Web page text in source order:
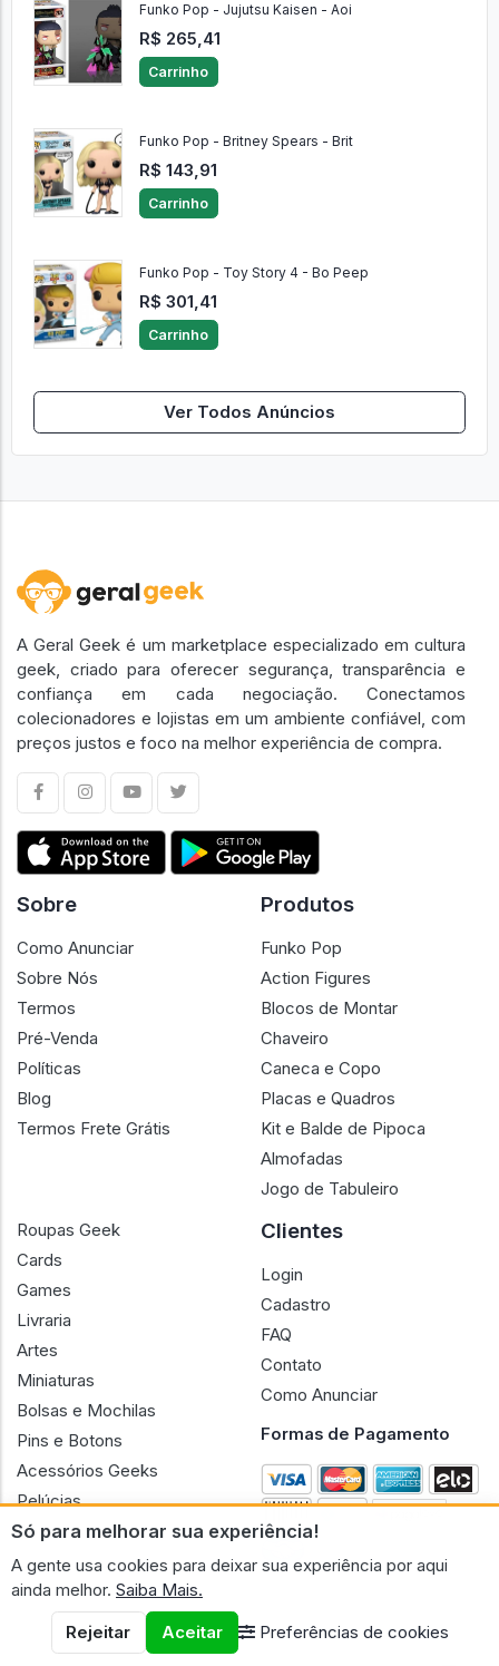
Funko Pop - Jujutsu Kaisen - Aoi
R$ 265,41
Carrinho
Funko Pop - Britney Spears - Brit
R$ 143,91
Carrinho
Funko Pop - Toy Story 4 - Bo Peep
R$ 301,41
Carrinho
Ver Todos Anúncios
Só para melhorar sua experiência!
A gente usa cookies para deixar sua experiência por aqui
ainda melhor. Saiba Mais.
Rejeitar
Aceitar Preferências de cookies
A Geral Geek é um marketplace especializado em cultura
geek, criado para oferecer segurança, transparência e
confiança em cada negociação. Conectamos
colecionadores e lojistas em um ambiente confiável, com
preços justos e foco na melhor experiência de compra.
Sobre
Como Anunciar
Sobre Nós
Termos
Pré-Venda
Políticas
Blog
Termos Frete Grátis
Produtos
Funko Pop
Action Figures
Blocos de Montar
Chaveiro
Caneca e Copo
Placas e Quadros
Kit e Balde de Pipoca
Almofadas
Jogo de Tabuleiro
Roupas Geek
Cards
Games
Livraria
Artes
Miniaturas
Bolsas e Mochilas
Pins e Botons
Acessórios Geeks
Pelúcias
Bonecas
Clientes
Login
Cadastro
FAQ
Contato
Como Anunciar
Formas de Pagamento
CNPJ n.º 30.220.458/0001-17 - GERAL GEEK PORTAL ELETRONICO